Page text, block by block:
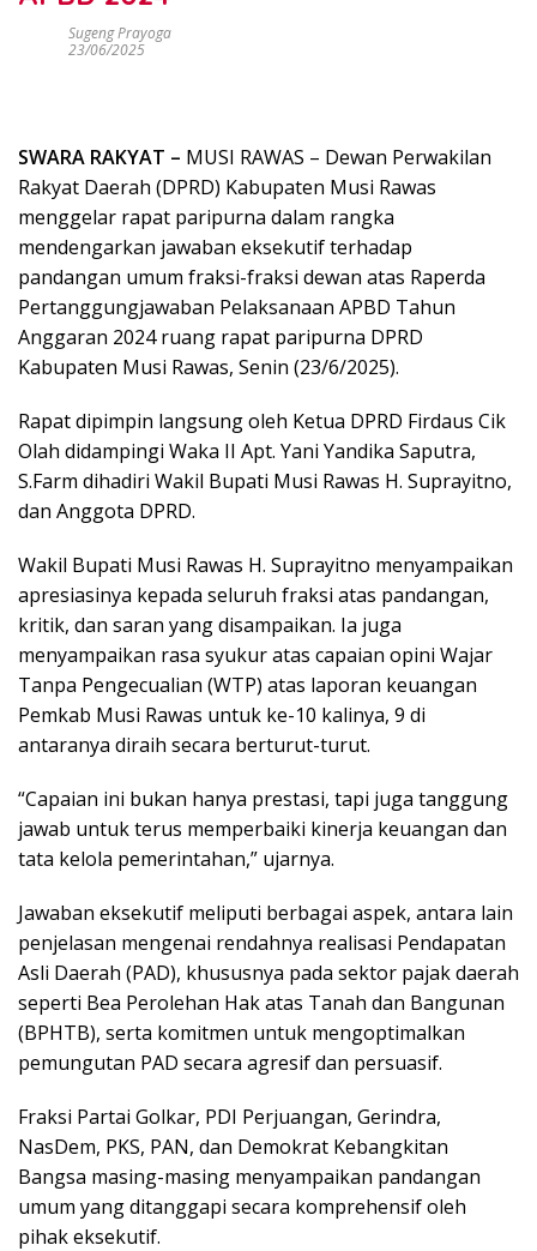
Sugeng Prayoga
23/06/2025
SWARA RAKYAT – MUSI RAWAS – Dewan Perwakilan
Rakyat Daerah (DPRD) Kabupaten Musi Rawas
menggelar rapat paripurna dalam rangka
mendengarkan jawaban eksekutif terhadap
pandangan umum fraksi-fraksi dewan atas Raperda
Pertanggungjawaban Pelaksanaan APBD Tahun
Anggaran 2024 ruang rapat paripurna DPRD
Kabupaten Musi Rawas, Senin (23/6/2025).
Rapat dipimpin langsung oleh Ketua DPRD Firdaus Cik
Olah didampingi Waka II Apt. Yani Yandika Saputra,
S.Farm dihadiri Wakil Bupati Musi Rawas H. Suprayitno,
dan Anggota DPRD.
Wakil Bupati Musi Rawas H. Suprayitno menyampaikan
apresiasinya kepada seluruh fraksi atas pandangan,
kritik, dan saran yang disampaikan. Ia juga
menyampaikan rasa syukur atas capaian opini Wajar
Tanpa Pengecualian (WTP) atas laporan keuangan
Pemkab Musi Rawas untuk ke-10 kalinya, 9 di
antaranya diraih secara berturut-turut.
“Capaian ini bukan hanya prestasi, tapi juga tanggung
jawab untuk terus memperbaiki kinerja keuangan dan
tata kelola pemerintahan,” ujarnya.
Jawaban eksekutif meliputi berbagai aspek, antara lain
penjelasan mengenai rendahnya realisasi Pendapatan
Asli Daerah (PAD), khususnya pada sektor pajak daerah
seperti Bea Perolehan Hak atas Tanah dan Bangunan
(BPHTB), serta komitmen untuk mengoptimalkan
pemungutan PAD secara agresif dan persuasif.
Fraksi Partai Golkar, PDI Perjuangan, Gerindra,
NasDem, PKS, PAN, dan Demokrat Kebangkitan
Bangsa masing-masing menyampaikan pandangan
umum yang ditanggapi secara komprehensif oleh
pihak eksekutif.